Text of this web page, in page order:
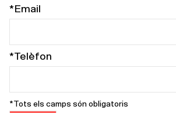
*Email
*Telèfon
*Tots els camps són obligatoris